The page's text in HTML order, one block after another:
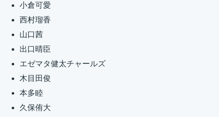
小倉可愛
西村瑠香
山口茜
出口晴臣
エゼマタ健太チャールズ
木目田俊
本多睦
久保侑大